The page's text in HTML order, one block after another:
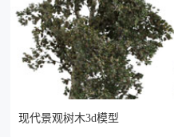
现代景观树木3d模型